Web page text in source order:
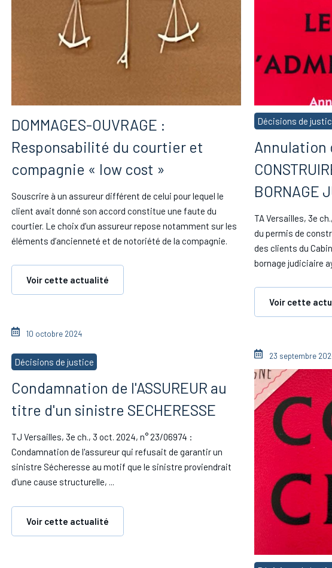
DOMMAGES-OUVRAGE :
Responsabilité du courtier et
compagnie « low cost »
Souscrire à un assureur différent de celui pour lequel le
client avait donné son accord constitue une faute du
courtier. Le choix d’un assureur repose notamment sur les
éléments d’ancienneté et de notoriété de la compagnie.
Voir cette actualité
Décisions de
Annulation
BORNAGE
TA Versailles, 3e
du permis de
des clients du
bornage judiciaire
Voir cette
10 octobre 2024
Décisions de justice
Condamnation de l'ASSUREUR au
titre d'un sinistre SECHERESSE
TJ Versailles, 3e ch., 3 oct. 2024, n° 23/06974 :
Condamnation de l'assureur qui refusait de garantir un
sinistre Sécheresse au motif que le sinistre proviendrait
d'une cause structurelle, ...
Voir cette actualité
23 septembre